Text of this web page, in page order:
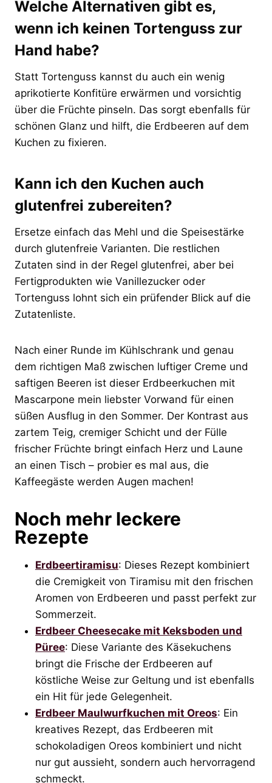
Welche Alternativen gibt es,
wenn ich keinen Tortenguss zur
Hand habe?
Statt Tortenguss kannst du auch ein wenig
aprikotierte Konfitüre erwärmen und vorsichtig
über die Früchte pinseln. Das sorgt ebenfalls für
schönen Glanz und hilft, die Erdbeeren auf dem
Kuchen zu fixieren.
Kann ich den Kuchen auch
glutenfrei zubereiten?
Ersetze einfach das Mehl und die Speisestärke
durch glutenfreie Varianten. Die restlichen
Zutaten sind in der Regel glutenfrei, aber bei
Fertigprodukten wie Vanillezucker oder
Tortenguss lohnt sich ein prüfender Blick auf die
Zutatenliste.
Nach einer Runde im Kühlschrank und genau
dem richtigen Maß zwischen luftiger Creme und
saftigen Beeren ist dieser Erdbeerkuchen mit
Mascarpone mein liebster Vorwand für einen
süßen Ausflug in den Sommer. Der Kontrast aus
zartem Teig, cremiger Schicht und der Fülle
frischer Früchte bringt einfach Herz und Laune
an einen Tisch – probier es mal aus, die
Kaffeegäste werden Augen machen!
Noch mehr leckere
Rezepte
Erdbeertiramisu: Dieses Rezept kombiniert
die Cremigkeit von Tiramisu mit den frischen
Aromen von Erdbeeren und passt perfekt zur
Sommerzeit.
Erdbeer Cheesecake mit Keksboden und
Püree: Diese Variante des Käsekuchens
bringt die Frische der Erdbeeren auf
köstliche Weise zur Geltung und ist ebenfalls
ein Hit für jede Gelegenheit.
Erdbeer Maulwurfkuchen mit Oreos: Ein
kreatives Rezept, das Erdbeeren mit
schokoladigen Oreos kombiniert und nicht
nur gut aussieht, sondern auch hervorragend
schmeckt.